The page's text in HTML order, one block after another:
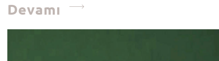
Devamı